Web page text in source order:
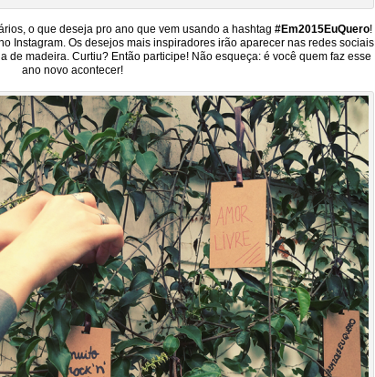
o que deseja pro ano que vem usando a hashtag #Em2015EuQuero!
Instagram. Os desejos mais inspiradores irão aparecer nas redes sociais
de madeira. Curtiu? Então participe! Não esqueça: é você quem faz esse
ano novo acontecer!